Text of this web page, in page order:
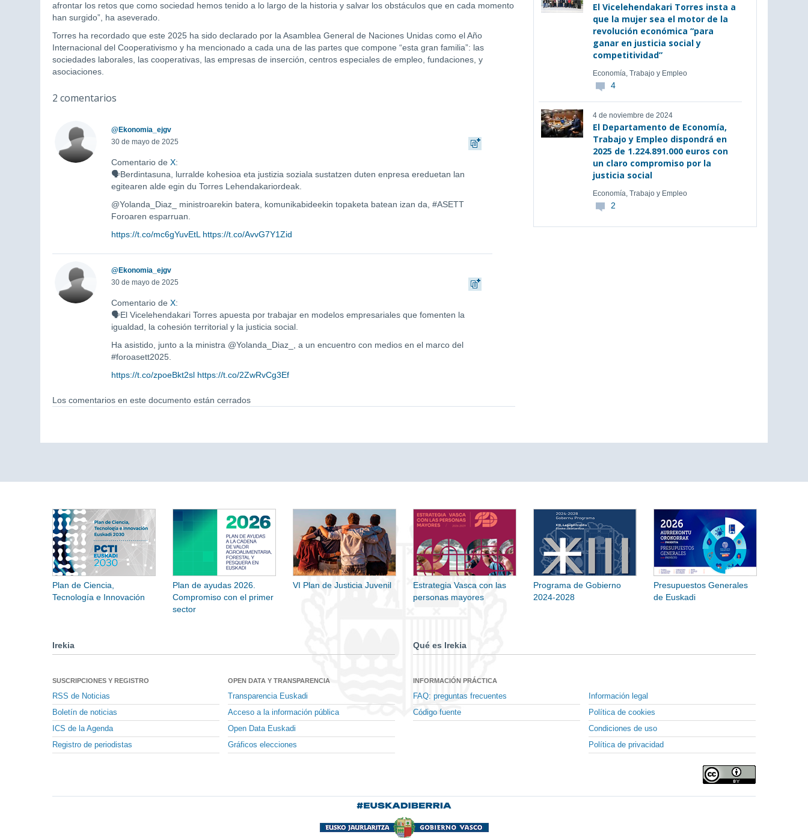
afrontar los retos que como sociedad hemos tenido a lo largo de la historia y salvar los obstáculos que en cada momento
han surgido”, ha aseverado.
Torres ha recordado que este 2025 ha sido declarado por la Asamblea General de Naciones Unidas como el Año
Internacional del Cooperativismo y ha mencionado a cada una de las partes que compone “esta gran familia”: las
sociedades laborales, las cooperativas, las empresas de inserción, centros especiales de empleo, fundaciones, y
asociaciones.
2 comentarios
@Ekonomia_ejgv
30 de mayo de 2025
Comentario deX:
🗣Berdintasuna, lurralde kohesioa eta justizia soziala sustatzen duten enpresa ereduetan lan
egitearen alde egin du Torres Lehendakariordeak.
@Yolanda_Diaz_ ministroarekin batera, komunikabideekin topaketa batean izan da, #ASETT
Foroaren esparruan.
https://t.co/mc6gYuvEtL https://t.co/AvvG7Y1Zid
@Ekonomia_ejgv
30 de mayo de 2025
Comentario deX:
🗣El Vicelehendakari Torres apuesta por trabajar en modelos empresariales que fomenten la
igualdad, la cohesión territorial y la justicia social.
Ha asistido, junto a la ministra @Yolanda_Diaz_, a un encuentro con medios en el marco del
#foroasett2025.
https://t.co/zpoeBkt2sl https://t.co/2ZwRvCg3Ef
Los comentarios en este documento están cerrados
El Vicelehendakari Torres insta a
que la mujer sea el motor de la
revolución económica “para
ganar en justicia social y
competitividad”
Economía, Trabajo y Empleo
4
4 de noviembre de 2024
El Departamento de Economía,
Trabajo y Empleo dispondrá en
2025 de 1.224.891.000 euros con
un claro compromiso por la
justicia social
Economía, Trabajo y Empleo
2
Plan de Ciencia,
Tecnología e Innovación
Plan de ayudas 2026.
Compromiso con el primer
sector
VI Plan de Justicia Juvenil
Estrategia Vasca con las
personas mayores
Programa de Gobierno
2024-2028
Presupuestos Generales
de Euskadi
Irekia
SUSCRIPCIONES Y REGISTRO
RSS de Noticias
Boletín de noticias
ICS de la Agenda
Registro de periodistas
OPEN DATA Y TRANSPARENCIA
Transparencia Euskadi
Acceso a la información pública
Open Data Euskadi
Gráficos elecciones
Qué es Irekia
INFORMACIÓN PRÁCTICA
FAQ: preguntas frecuentes
Código fuente
Información legal
Política de cookies
Condiciones de uso
Política de privacidad